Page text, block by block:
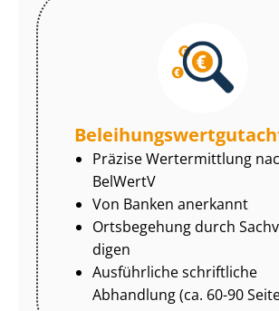
Präzise Wertermittlung
BelWertV
Von Banken anerkannt
Ortsbegehung durch
di­gen
Ausführliche schriftliche
Abhandlung (ca. 60-90